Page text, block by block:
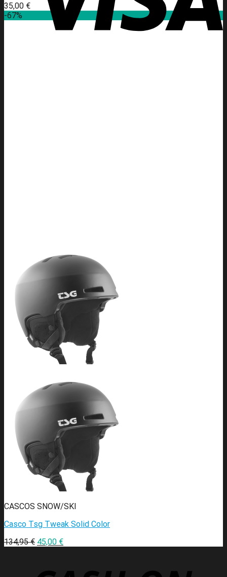
35,00 €
-67%
CASCOS SNOW/SKI
Casco Tsg Tweak Solid Color
134,95€ 45,00 €